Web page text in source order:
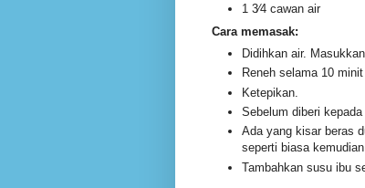
1 3⁄4 cawan air
Cara memasak:
Didihkan air.
Reneh selama 10
Ketepikan.
Sebelum diberi
Ada yang kisar beras
seperti biasa
Tambahkan susu ibu